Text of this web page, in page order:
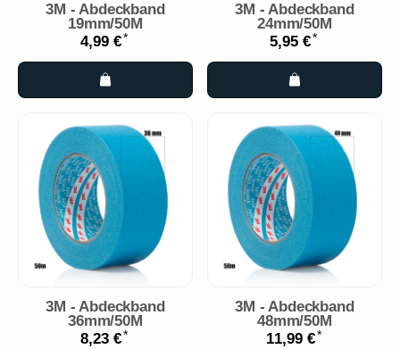
3M - Abdeckband
19mm/50M
4,99 €*
3M - Abdeckband
24mm/50M
5,95 €*
3M - Abdeckband
36mm/50M
8,23 €*
3M - Abdeckband
48mm/50M
11,99 €*